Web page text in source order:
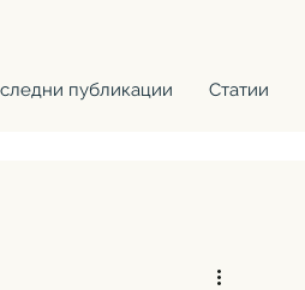
публикации Статии